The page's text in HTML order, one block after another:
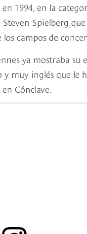
1994, en la
Spielberg
campos de
ya mostraba
muy inglés que le
Cónclave.